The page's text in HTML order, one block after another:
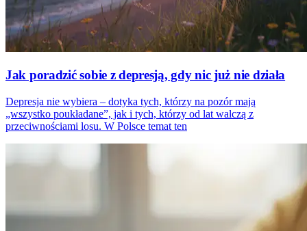
Jak poradzić sobie z depresją, gdy nic już nie działa
Depresja nie wybiera – dotyka tych, którzy na pozór mają
„wszystko poukładane”, jak i tych, którzy od lat walczą z
przeciwnościami losu. W Polsce temat ten